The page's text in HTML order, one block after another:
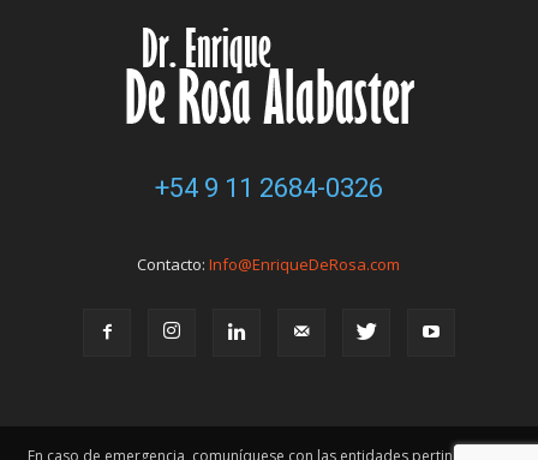
+54 9 11 2684-0326
Contacto:Info@EnriqueDeRosa.com
En caso de emergencia, comuníquese con las entidades pertinentes. Ni